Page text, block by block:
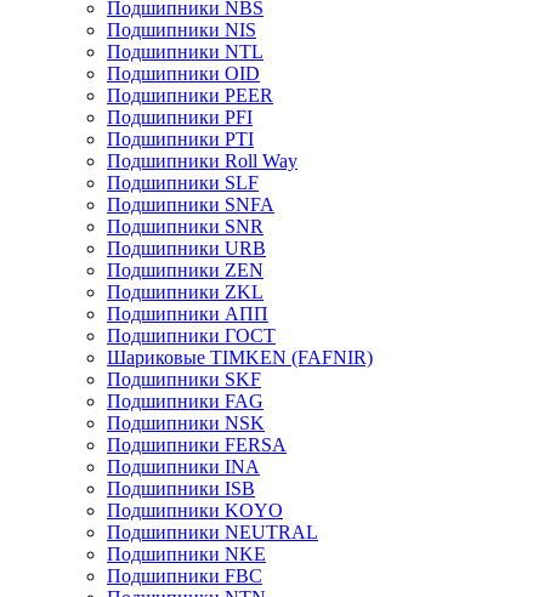
Подшипники NBS
Подшипники NIS
Подшипники NTL
Подшипники OID
Подшипники PEER
Подшипники PFI
Подшипники PTI
Подшипники Roll Way
Подшипники SLF
Подшипники SNFA
Подшипники SNR
Подшипники URB
Подшипники ZEN
Подшипники ZKL
Подшипники АПП
Подшипники ГОСТ
Шариковые ТІMKEN (FAFNIR)
Подшипники SKF
Подшипники FAG
Подшипники NSK
Подшипники FERSA
Подшипники INA
Подшипники ISB
Подшипники KOYO
Подшипники NEUTRAL
Подшипники NKE
Подшипники FBC